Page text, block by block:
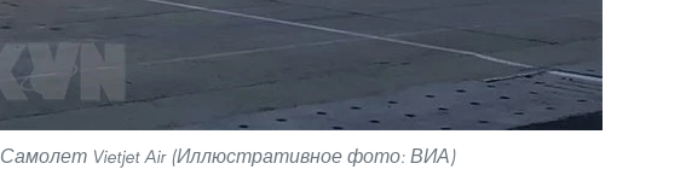
Самолет Vietjet Air (Иллюстративное фото: ВИА)